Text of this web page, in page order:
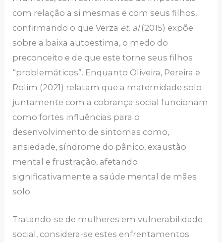
com relação a si mesmas e com seus filhos,
confirmando o que Verza et. al (2015) expõe
sobre a baixa autoestima, o medo do
preconceito e de que este torne seus filhos
“problemáticos”. Enquanto Oliveira, Pereira e
Rolim (2021) relatam que a maternidade solo
juntamente com a cobrança social funcionam
como fortes influências para o
desenvolvimento de sintomas como,
ansiedade, síndrome do pânico, exaustão
mental e frustração, afetando
significativamente a saúde mental de mães
solo.
Tratando-se de mulheres em vulnerabilidade
social, considera-se estes enfrentamentos